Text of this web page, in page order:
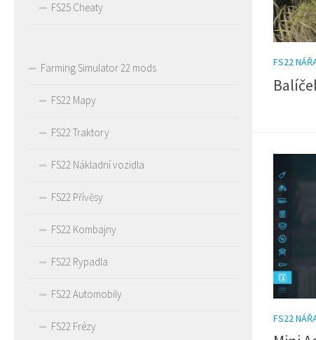
FS22
FS22
FS25 Cheaty
Farming Simulator 22 mods
FS22 Mapy
FS22 Traktory
FS22 Nákladní vozidla
FS22 Přívěsy
FS22 Kombajny
FS22 Rypadla
FS22 Automobily
FS22 Frézy